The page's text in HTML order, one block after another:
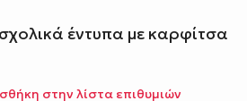
έντυπα με καρφίτσα
στην λίστα επιθυμιών